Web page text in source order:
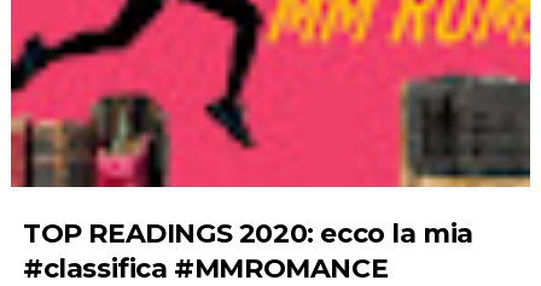
TOP READINGS 2020: ecco la mia
#classifica #MMROMANCE